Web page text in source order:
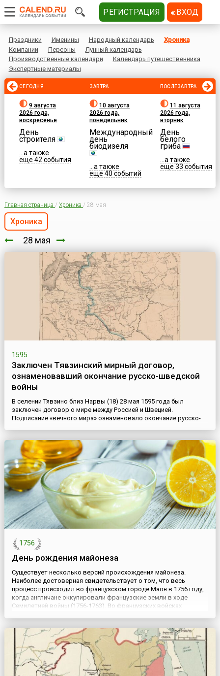
Праздники Именины Народный календарь
Хроника
Компании
Персоны
Лунный календарь
Производственные календари
Календарь путешественника
Экспертные материалы
СЕГОДНЯ
9 августа
2026 года,
воскресенье
День
строителя
...а также
еще 42 события
ЗАВТРА
10 августа
2026 года,
понедельник
Международный
день
биодизеля
...а также
еще 40 событий
ПОСЛЕЗАВТРА
11 августа
2026 года,
вторник
День
белого
гриба
...а также
еще 33 события
Главная страница / Хроника / 28 мая
Хроника
28 мая
1595
Заключен Тявзинский мирный договор,
ознаменовавший окончание русско-шведской
войны
В селении Тявзино близ Нарвы (18) 28 мая 1595 года был
заключен договор о мире между Россией и Швецией.
Подписание «вечного мира» ознаменовало окончание русско-
Сигизмунда III представляли королевский советник Стен Банер,
лифляндский наместник Йёрен Бойе, нарвский наместник Арвед
Эрикс...
1756
День рождения майонеза
Существует несколько версий происхождения майонеза.
Наиболее достоверная свидетельствует о том, что весь
процесс происходил во французском городе Маон в 1756 году,
когда англичане оккупировали французские земли в ходе
Семилетней войны (1756-1763). Во французских войсках
остались только р...
РЕГИСТРАЦИЯ ВХОД